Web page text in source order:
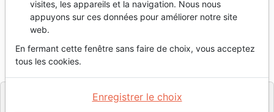
Nos 722-999, recueil de chants à spirales
Artiste :
RéférenceJEM0150 EAN9782881501500
Jeunesse en Mission - JEM
visites, les appareils et la navigation. Nous nous
appuyons sur ces données pour améliorer notre site
web.
En fermant cette fenêtre sans faire de choix, vous acceptez
tous les cookies.
Enregistrer le choix